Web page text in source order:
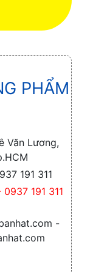
PHẨM
Văn Lương,
191 311
191 311
-